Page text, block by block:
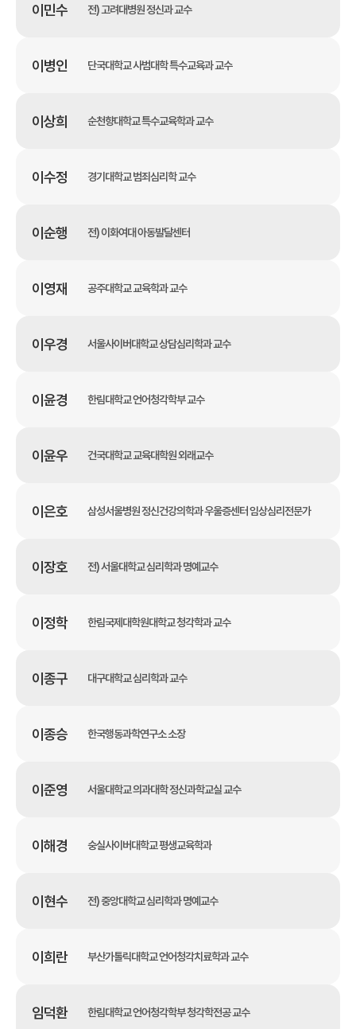
이민수 전) 고려대병원 정신과 교수
이병인 단국대학교 사범대학 특수교육과 교수
이상희 순천향대학교 특수교육학과 교수
이수정 경기대학교 범죄심리학 교수
이순행 전) 이화여대 아동발달센터
이영재 공주대학교 교육학과 교수
이우경 서울사이버대학교 상담심리학과 교수
이윤경 한림대학교 언어청각학부 교수
이윤우 건국대학교 교육대학원 외래교수
이은호 삼성서울병원 정신건강의학과 우울증센터 임상심리전문가
이장호 전) 서울대학교 심리학과 명예교수
이정학 한림국제대학원대학교 청각학과 교수
이종구 대구대학교 심리학과 교수
이종승 한국행동과학연구소 소장
이준영 서울대학교 의과대학 정신과학교실 교수
이해경 숭실사이버대학교 평생교육학과
이현수 전) 중앙대학교 심리학과 명예교수
이희란 부산가톨릭대학교 언어청각치료학과 교수
임덕환 한림대학교 언어청각학부 청각학전공 교수